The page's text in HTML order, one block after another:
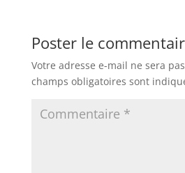
Poster le
Votre adresse e-mail ne sera
champs obligatoires sont